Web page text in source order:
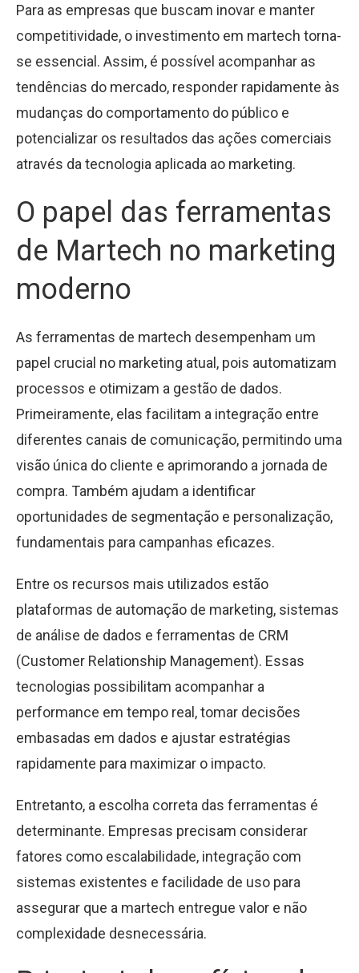
Para as empresas que buscam inovar e manter
competitividade, o investimento em martech torna-
se essencial. Assim, é possível acompanhar as
tendências do mercado, responder rapidamente às
mudanças do comportamento do público e
potencializar os resultados das ações comerciais
através da tecnologia aplicada ao marketing.
O papel das ferramentas
de Martech no marketing
moderno
As ferramentas de martech desempenham um
papel crucial no marketing atual, pois automatizam
processos e otimizam a gestão de dados.
Primeiramente, elas facilitam a integração entre
diferentes canais de comunicação, permitindo uma
visão única do cliente e aprimorando a jornada de
compra. Também ajudam a identificar
oportunidades de segmentação e personalização,
fundamentais para campanhas eficazes.
Entre os recursos mais utilizados estão
plataformas de automação de marketing, sistemas
de análise de dados e ferramentas de CRM
(Customer Relationship Management). Essas
tecnologias possibilitam acompanhar a
performance em tempo real, tomar decisões
embasadas em dados e ajustar estratégias
rapidamente para maximizar o impacto.
Entretanto, a escolha correta das ferramentas é
determinante. Empresas precisam considerar
fatores como escalabilidade, integração com
sistemas existentes e facilidade de uso para
assegurar que a martech entregue valor e não
complexidade desnecessária.